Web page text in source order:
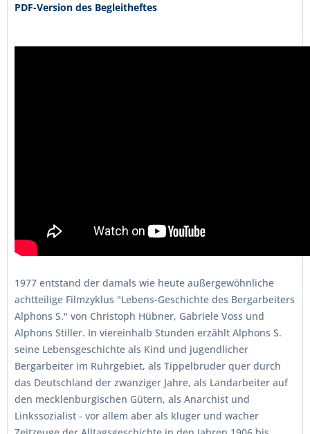
PDF-Version des Begleitheftes
1977 entstand der damals wie heute außergewöhnliche
achtteilige Filmzyklus "Lebens-Geschichte des Bergarbeiters
Alphons S." von Christoph Hübner, Gabriele Voss und
Alphons Stiller. In viereinhalb Stunden erzählt Alphons S.
seine Lebensgeschichte als Kind und jugendlicher
Bergarbeiter im Ruhrgebiet, als Tippelbruder quer durch
das Deutschland der zwanziger Jahre, als Landarbeiter auf
den mecklenburgischen Gütern, als Anarchist und
Linkssozialist - vor allem aber als kluger und wacher